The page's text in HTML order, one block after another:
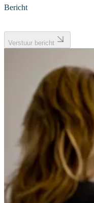
Bericht
Verstuur bericht